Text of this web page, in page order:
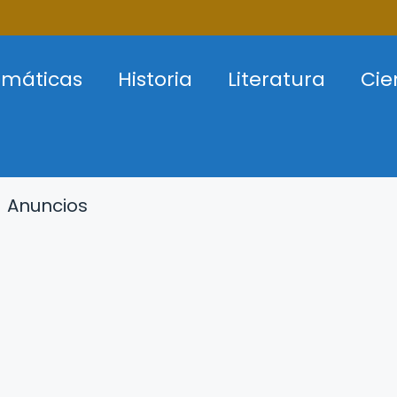
Historia Literatura
Anuncios